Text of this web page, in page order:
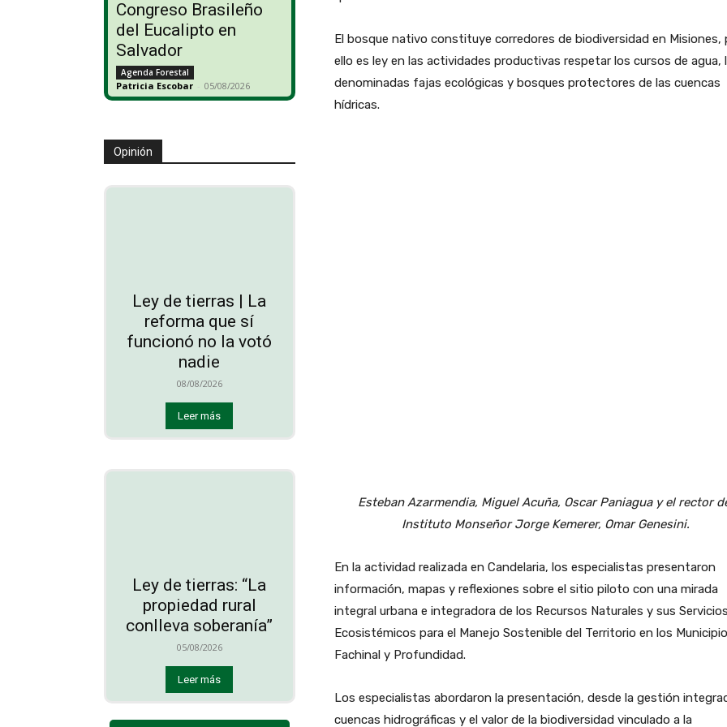
Congreso Brasileño
del Eucalipto en
Salvador
Agenda Forestal
Patricia Escobar - 05/08/2026
Opinión
Ley de tierras | La
reforma que sí
funcionó no la votó
nadie
08/08/2026
Leer más
Ley de tierras: “La
propiedad rural
conlleva soberanía”
05/08/2026
Leer más
El bosque nativo constituye corredores de biodiversidad en Misiones,
ello es ley en las actividades productivas respetar los cursos de agua,
denominadas fajas ecológicas y bosques protectores de las cuencas
hídricas.
Esteban Azarmendia, Miguel Acuña, Oscar Paniagua y el rector
Instituto Monseñor Jorge Kemerer, Omar Genesini.
En la actividad realizada en Candelaria, los especialistas presentaron
información, mapas y reflexiones sobre el sitio piloto con una mirada
integral urbana e integradora de los Recursos Naturales y sus Servicios
Ecosistémicos para el Manejo Sostenible del Territorio en los
Fachinal y Profundidad.
Los especialistas abordaron la presentación, desde la gestión
cuencas hidrográficas y el valor de la biodiversidad vinculado a la